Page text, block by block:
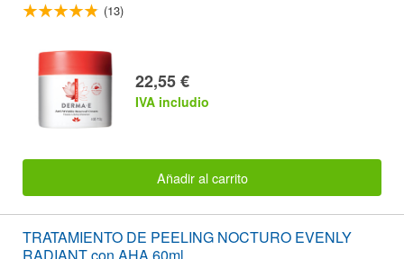
(13)
22,55 €
IVA includio
Añadir al carrito
TRATAMIENTO DE PEELING NOCTURO EVENLY
RADIANT con AHA 60ml